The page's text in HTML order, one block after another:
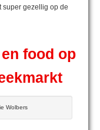
super gezellig op de
food op
Wolbers